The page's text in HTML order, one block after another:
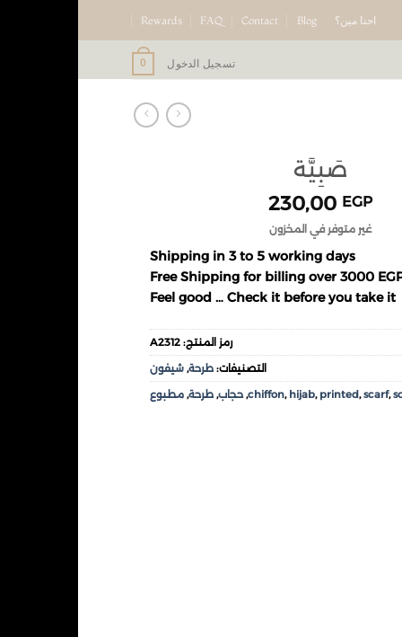
احنا مين؟ Blog
Contact
FAQ
Rewards
تسجيل الدخول 0
صَبِيَّة
230,00 EGP
غير متوفر في المخزون
Shipping in 3 to 5 working days
Free Shipping for billing over 3000
Feel good … Check it before you take it
رمز المنتج: A2312
التصنيفات: طرحة, شيفون
chiffon, hijab, printed,scarf,
,حجاب, طرحة, مطبوع